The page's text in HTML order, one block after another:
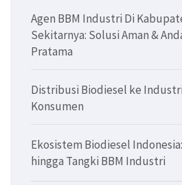
Agen BBM Industri Di
Sekitarnya: Solusi Aman &
Pratama
Distribusi Biodiesel ke
Konsumen
Ekosistem Biodiesel
hingga Tangki BBM Industri